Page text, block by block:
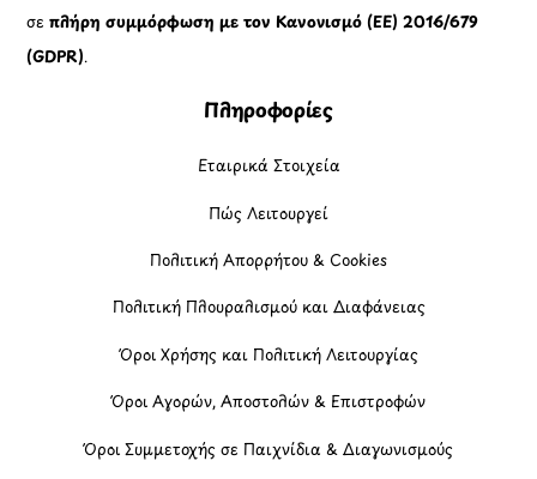
σεπλήρη συμμόρφωση με τον Κανονισμό (ΕΕ) 2016/679
(GDPR).
Πληροφορίες
Εταιρικά Στοιχεία
Πώς Λειτουργεί
Πολιτική Απορρήτου & Cookies
Πολιτική Πλουραλισμού και Διαφάνειας
Όροι Χρήσης και Πολιτική Λειτουργίας
Όροι Αγορών, Αποστολών & Επιστροφών
Όροι Συμμετοχής σε Παιχνίδια & Διαγωνισμούς